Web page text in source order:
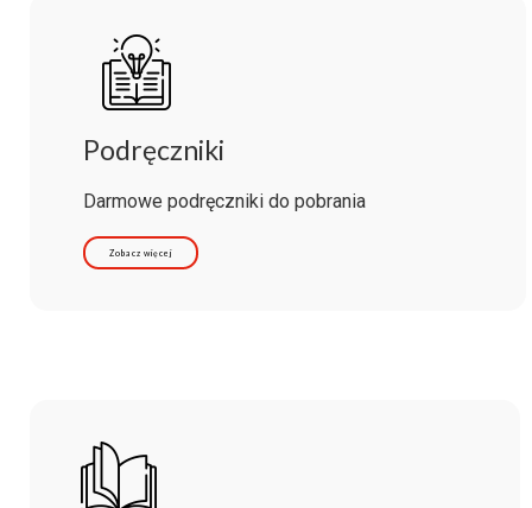
Podręczniki
Darmowe podręczniki do pobrania
Zobacz więcej